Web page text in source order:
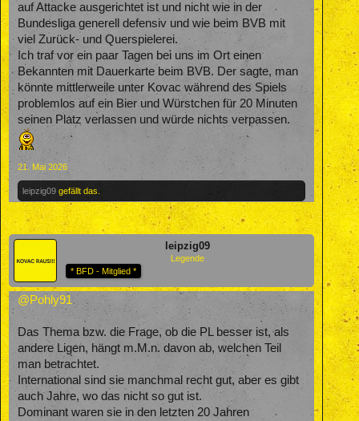
auf Attacke ausgerichtet ist und nicht wie in der
Bundesliga generell defensiv und wie beim BVB mit
viel Zurück- und Querspielerei.
Ich traf vor ein paar Tagen bei uns im Ort einen
Bekannten mit Dauerkarte beim BVB. Der sagte, man
könnte mittlerweile unter Kovac während des Spiels
problemlos auf ein Bier und Würstchen für 20 Minuten
seinen Platz verlassen und würde nichts verpassen.
21. Mai 2026
leipzig09 gefällt das.
leipzig09
Legende
* BFD - Mitglied *
@Pohly91
Das Thema bzw. die Frage, ob die PL besser ist, als
andere Ligen, hängt m.M.n. davon ab, welchen Teil
man betrachtet.
International sind sie manchmal recht gut, aber es gibt
auch Jahre, wo das nicht so gut ist.
Dominant waren sie in den letzten 20 Jahren